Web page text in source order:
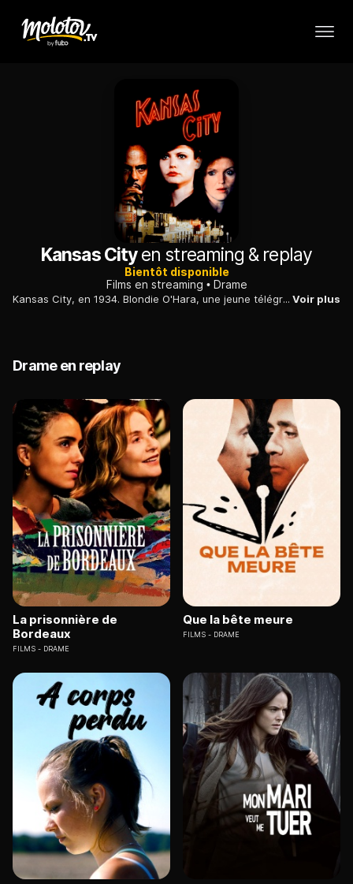
Kansas Cityen streaming & replay
Bientôt disponible
Films en streaming
Drame
Kansas City, en 1934. Blondie O'Hara, une jeune télégraphiste, enlève Carolyn Stilton, la femme d'un politicien influent, dans l'espoir que ce dernier interviendra, d'une façon ou d'une autre, en faveur de son mari, Johnny, retenu en otage dans le club de jazz du puissant gangster Seldom Seen... Voir plus
Drame en replay
La prisonnière de
Bordeaux
FILMS DRAME
Que la bête meure
FILMS DRAME